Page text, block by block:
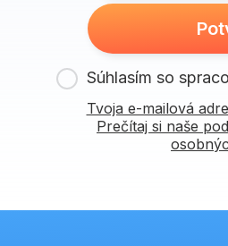
Súhlasím so
Tvoja e-mailová
Prečítaj si naše